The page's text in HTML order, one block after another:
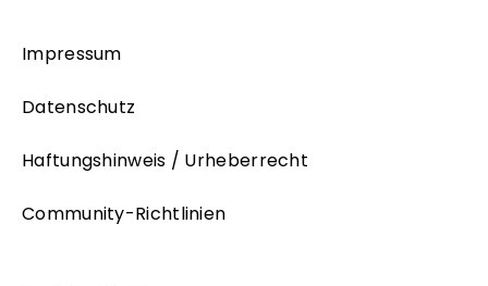
Impressum
Datenschutz
Haftungshinweis / Urheberrecht
Community-Richtlinien